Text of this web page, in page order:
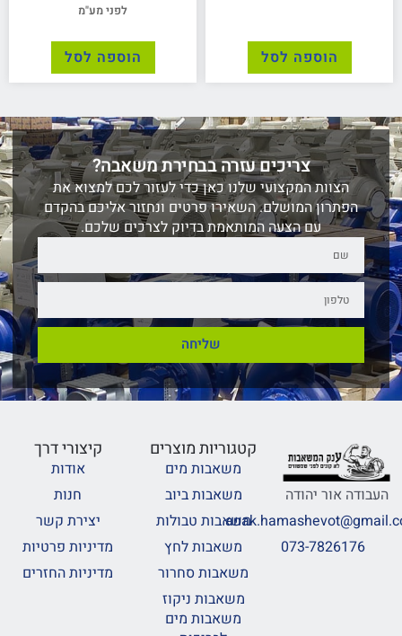
הוספה לסל
לפני מע"מ
הוספה לסל
צריכים עזרה בבחירת משאבה?
הצוות המקצועי שלנו כאן כדי לעזור לכם למצוא את
הפתרון המושלם. השאירו פרטים ונחזור אליכם בהקדם
עם הצעה המותאמת בדיוק לצרכים שלכם.
שליחה
העבודה אור יהודה
073-7826176
קטגוריות מוצרים
משאבות מים
משאבות ביוב
משאבות טבולות
משאבות לחץ
משאבות סחרור
משאבות ניקוז
משאבות מים
קיצורי דרך
אודות
חנות
יצירת קשר
מדיניות פרטיות
מדיניות החזרים